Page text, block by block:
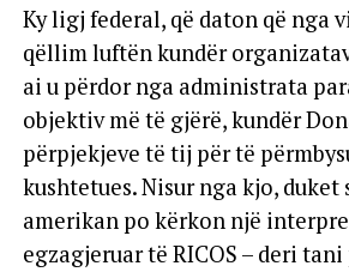
Ky ligj federal, që daton që nga
qëllim luftën kundër
ai u përdor nga administrata
objektiv më të gjërë, kundër
përpjekjeve të tij për të
kushtetues. Nisur nga kjo, duket
amerikan po kërkon një
egzagjeruar të RICOS – deri